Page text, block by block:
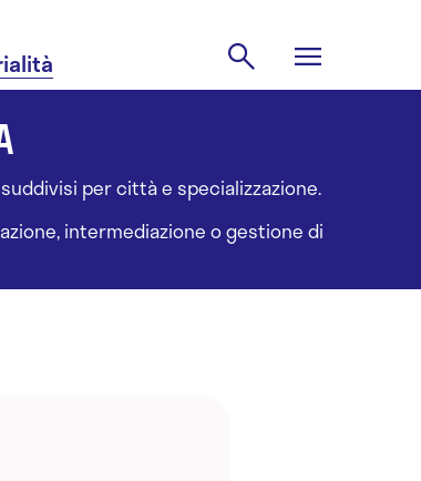
per città e specializzazione.
intermediazione o gestione di